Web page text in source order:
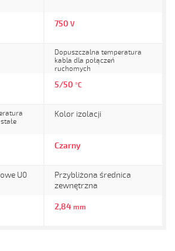
750 V
Dopuszczalna temperatura
kabla dla połączeń
ruchomych
5/50 °C
Kolor izolacji
Czarny
U0
Przybliżona średnica
zewnętrzna
2,84 mm